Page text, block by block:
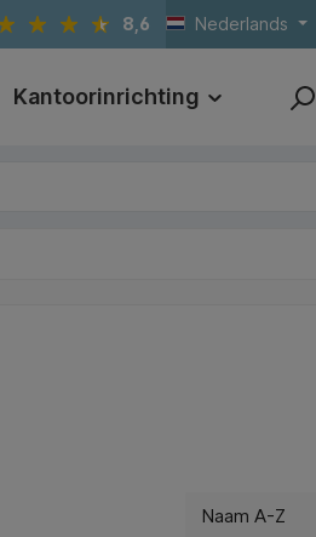
8,6 Nederlands
Kantoorinrichting Print